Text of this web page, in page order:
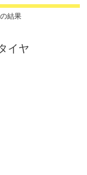
結果
イヤ